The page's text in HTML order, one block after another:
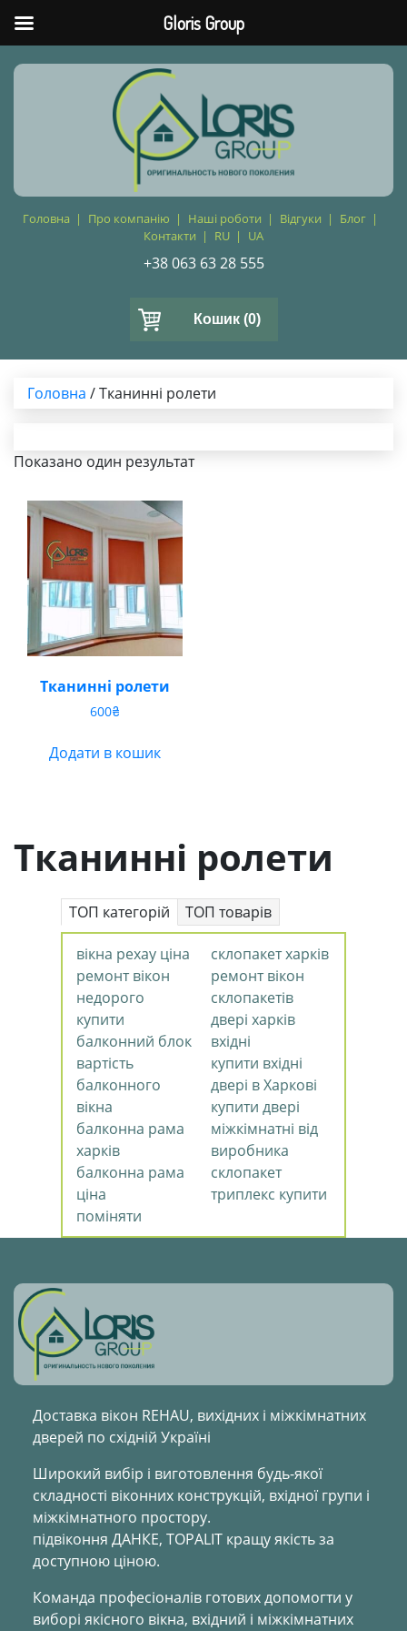
Головна Про компанію Наші роботи Відгуки
Блог
Контакти
RU UA
+38 063 63 28 555
Кошик (0)
Головна / Тканинні ролети
Показано один результат
Тканинні ролети
600₴
Додати в кошик
Тканинні ролети
ТОП категорій ТОП товарів
вікна рехау ціна
ремонт вікон
недорого
купити
балконний блок
вартість
балконного
вікна
балконна рама
харків
балконна рама
ціна
поміняти
склопакет харків
ремонт вікон
склопакетів
двері харків
вхідні
купити вхідні
двері в Харкові
купити двері
міжкімнатні від
виробника
склопакет
триплекс купити
Доставка вікон REHAU, вихідних і міжкімнатних
дверей по східній Україні
Широкий вибір і виготовлення будь-якої
складності віконних конструкцій, вхідної групи і
міжкімнатного простору.
підвіконня ДАНКЕ, TOPALIT кращу якість за
доступною ціною.
Команда професіоналів готових допомогти у
виборі якісного вікна, вхідний і міжкімнатних
Gloris Group